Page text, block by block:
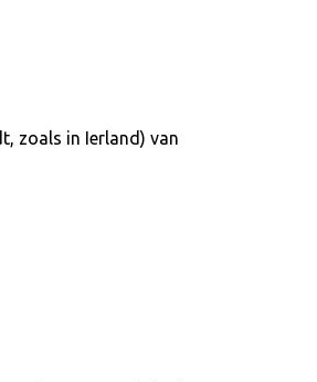
zoals in Ierland) van